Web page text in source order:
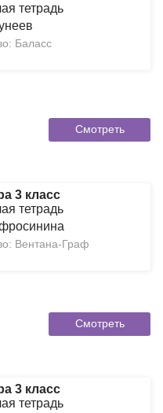
тетрадь
Баласс
Смотреть
3 класс
тетрадь
Вентана-Граф
Смотреть
3 класс
тетрадь